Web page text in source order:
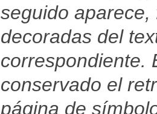
seguido
decoradas del
correspondiente.
conservado el
página de